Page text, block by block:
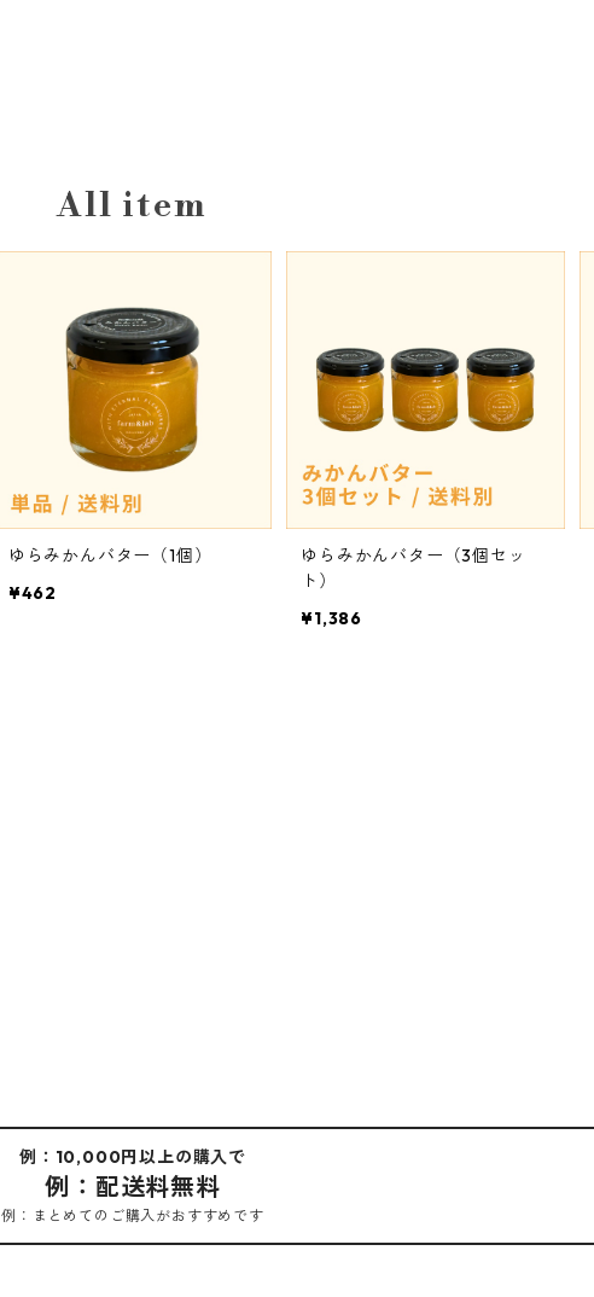
All item
ゆらみかんバター（1個）
¥462
ゆらみかんバター（3個セッ
ト）
¥1,386
例：10,000円以上の購入で
例：配送料無料
例：まとめてのご購入がおすすめです